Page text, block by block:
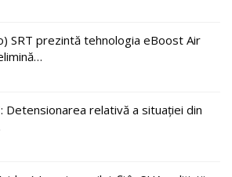
SRT prezintă tehnologia eBoost Air
Detensionarea relativă a situației din